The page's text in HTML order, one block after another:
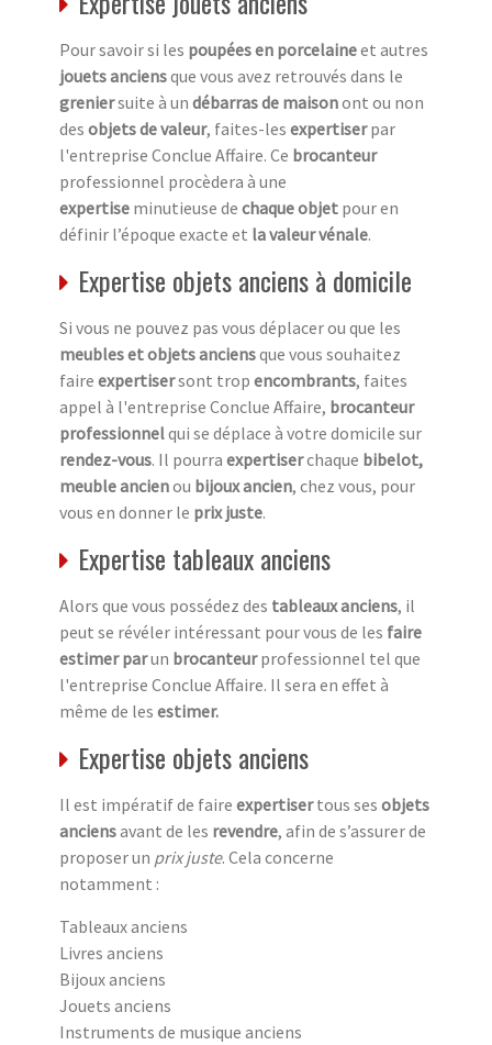
Pour savoir si les poupées en porcelaineet autres
jouets anciensque vous avez retrouvés dans le
greniersuite à un débarras de maisonont ou non
des objets de valeur, faites-les expertiserpar
l'entreprise Conclue Affaire. Ce brocanteur
professionnel procèdera à une
expertise minutieuse de chaque objet pour en
définir l’époque exacte et la valeur vénale.
Expertise objets anciens à domicile
Si vous ne pouvez pas vous déplacer ou que les
meubles et objets anciensque vous souhaitez
faire expertisersont trop encombrants, faites
appel à l'entreprise Conclue Affaire, brocanteur
professionnelqui se déplace à votre domicile sur
rendez-vous. Il pourra expertiserchaque bibelot,
meuble ancienou bijoux ancien, chez vous, pour
vous en donner le prix juste.
Expertise tableaux anciens
Alors que vous possédez des tableaux anciens, il
peut se révéler intéressant pour vous de les faire
estimer parun brocanteurprofessionnel tel que
l'entreprise Conclue Affaire. Il sera en effet à
même de les estimer.
Expertise objets anciens
Il est impératif de faire expertisertous ses objets
anciensavant de les revendre, afin de s’assurer de
proposer un prix juste. Cela concerne
notamment :
Tableaux anciens
Livres anciens
Bijoux anciens
Jouets anciens
Instruments de musique anciens